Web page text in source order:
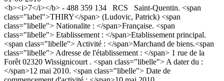
<b><i>7</i></b> - 488 359 134 RCS Saint-Quentin. <span
class="label">THIRY</span> (Ludovic, Patrick) <span
class="libelle"> Nationalite : </span>Française. <span
class="libelle"> Etablissement : </span>Etablissement principal.
<span class="libelle"> Activité : </span>Marchand de biens.<span
class="libelle"> Adresse de l'établissement : </span> 1 rue de la
Forêt 02320 Wissignicourt . <span class="libelle"> A dater du :
</span>12 mai 2010. <span class="libelle"> Date de